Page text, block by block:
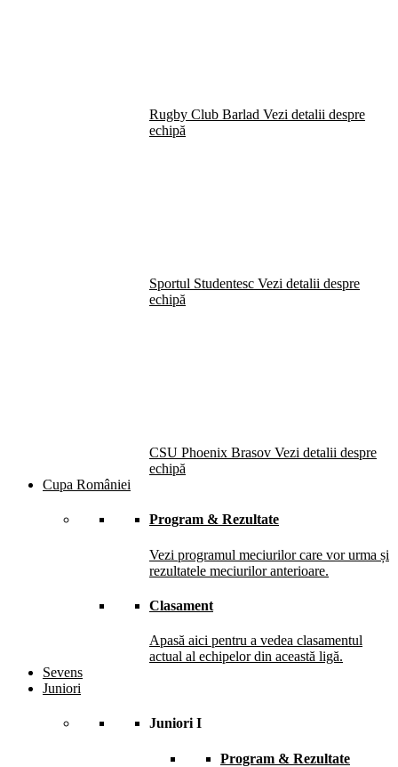
Rugby Club Barlad Vezi detalii despre
echipă
Sportul Studentesc Vezi detalii despre
echipă
CSU Phoenix Brasov Vezi detalii despre
echipă
Cupa României
Program & Rezultate
Vezi programul meciurilor care vor urma și
rezultatele meciurilor anterioare.
Clasament
Apasă aici pentru a vedea clasamentul
actual al echipelor din această ligă.
Sevens
Juniori
Juniori I
Program & Rezultate